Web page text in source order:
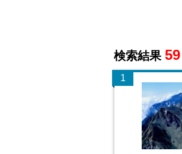
検索結果 59
1